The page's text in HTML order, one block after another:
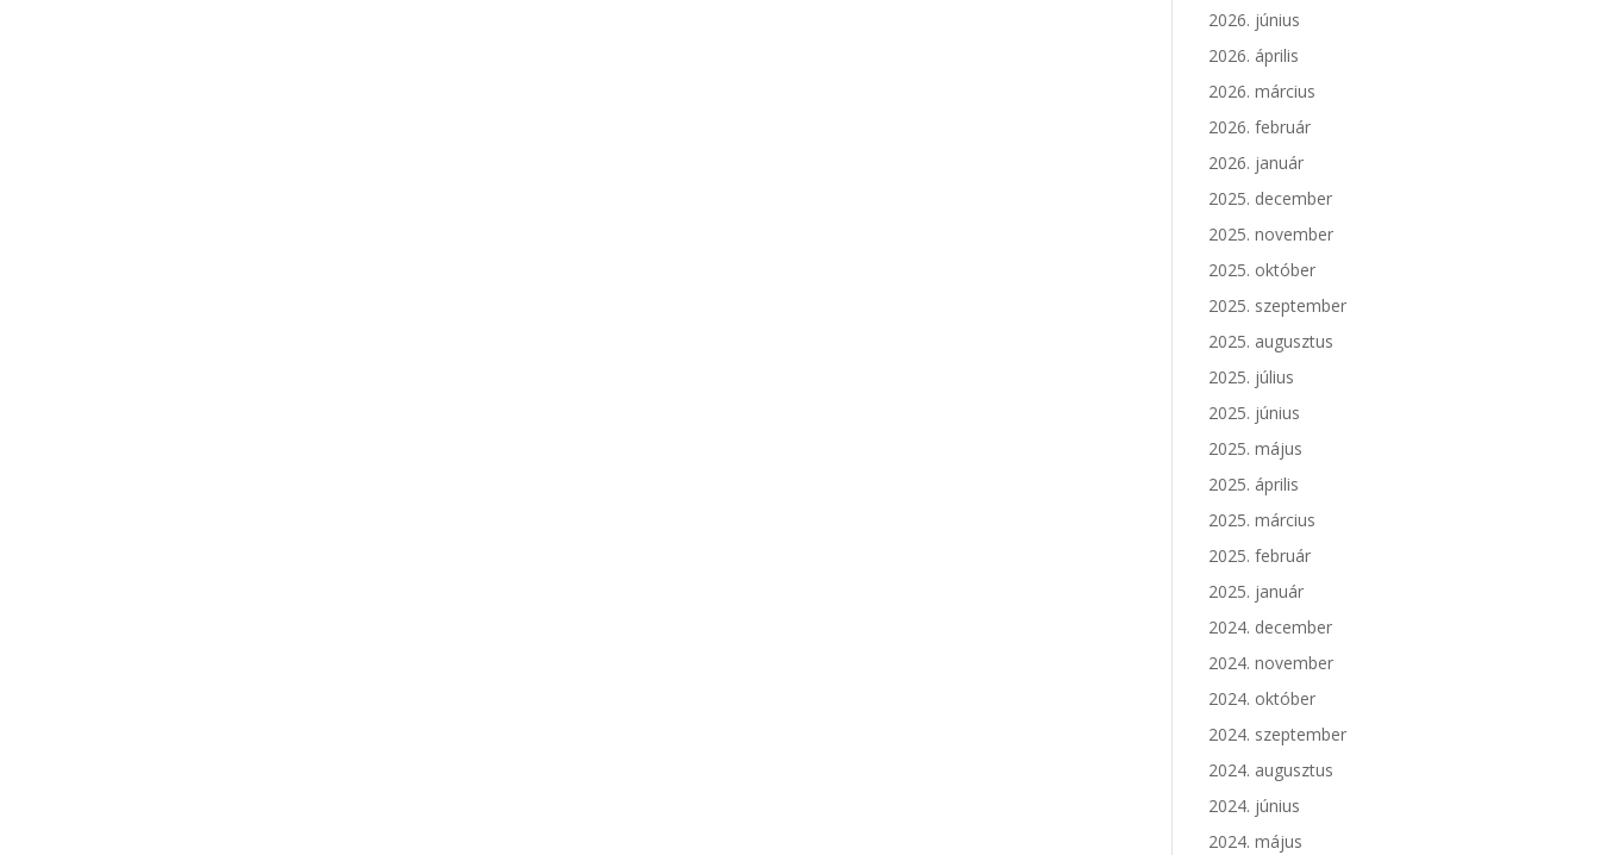
2026. június
2026. április
2026. március
2026. február
2026. január
2025. december
2025. november
2025. október
2025. szeptember
2025. augusztus
2025. július
2025. június
2025. május
2025. április
2025. március
2025. február
2025. január
2024. december
2024. november
2024. október
2024. szeptember
2024. augusztus
2024. június
2024. május